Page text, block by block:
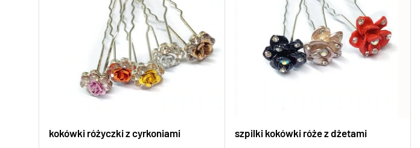
kokówki różyczki z cyrkoniami szpilki kokówki róże z dżetami